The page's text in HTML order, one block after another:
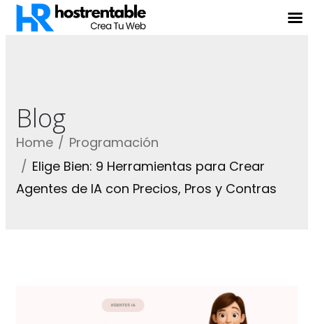
Blog
Home
Programación
Elige Bien: 9 Herramientas para Crear
Agentes de IA con Precios, Pros y Contras